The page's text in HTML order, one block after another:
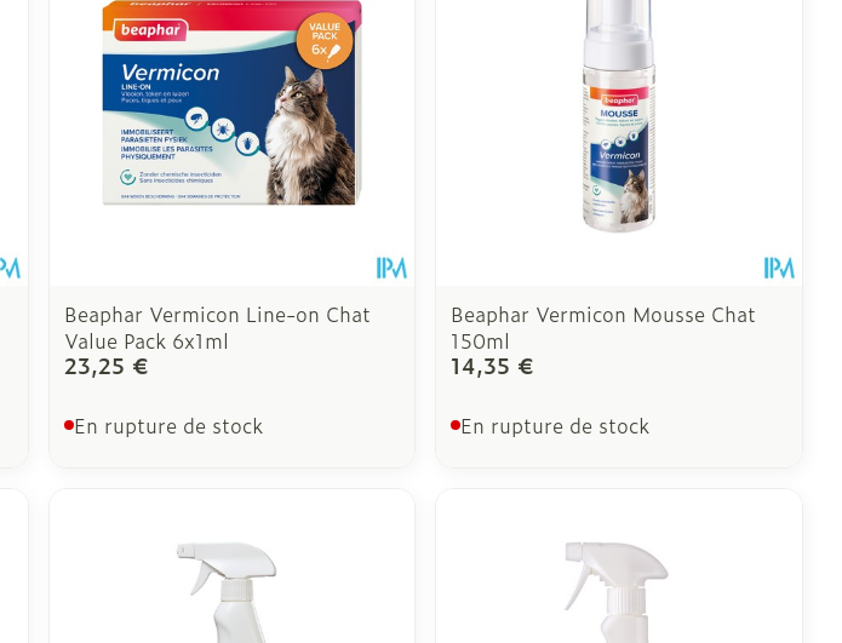
Beaphar Vermicon Line-on Chat
Value Pack 6x1ml
23,25 €
En rupture de stock
Beaphar Vermicon Mousse Chat
150ml
14,35 €
En rupture de stock